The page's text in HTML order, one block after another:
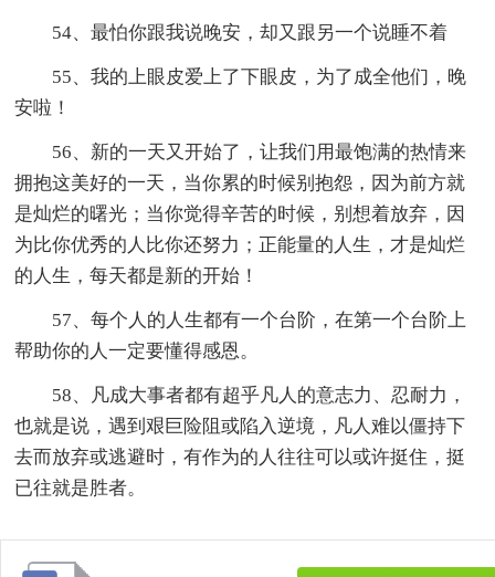
54、最怕你跟我说晚安，却又跟另一个说睡不着
55、我的上眼皮爱上了下眼皮，为了成全他们，晚
安啦！
56、新的一天又开始了，让我们用最饱满的热情来
拥抱这美好的一天，当你累的时候别抱怨，因为前方就
是灿烂的曙光；当你觉得辛苦的时候，别想着放弃，因
为比你优秀的人比你还努力；正能量的人生，才是灿烂
的人生，每天都是新的开始！
57、每个人的人生都有一个台阶，在第一个台阶上
帮助你的人一定要懂得感恩。
58、凡成大事者都有超乎凡人的意志力、忍耐力，
也就是说，遇到艰巨险阻或陷入逆境，凡人难以僵持下
去而放弃或逃避时，有作为的人往往可以或许挺住，挺
已往就是胜者。